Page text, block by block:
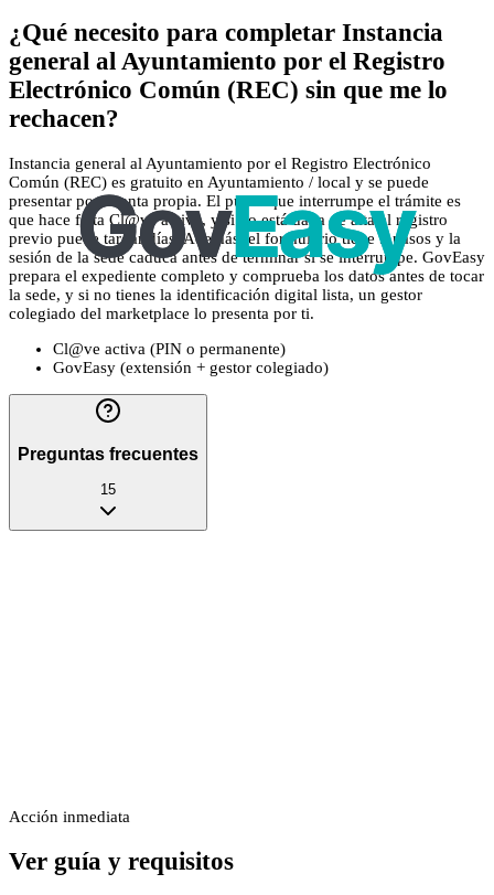
¿Qué necesito para completar Instancia
general al Ayuntamiento por el Registro
Electrónico Común (REC) sin que me lo
rechacen?
Instancia general al Ayuntamiento por el Registro Electrónico
Común (REC) es gratuito en Ayuntamiento / local y se puede
presentar por cuenta propia. El punto que interrumpe el trámite es
que hace falta Cl@ve activa, y si no está dada de alta el registro
previo puede tardar días. Además, el formulario tiene 5 pasos y la
sesión de la sede caduca antes de terminar si se interrumpe. GovEasy
prepara el expediente completo y comprueba los datos antes de tocar
la sede, y si no tienes la identificación digital lista, un gestor
colegiado del marketplace lo presenta por ti.
Cl@ve activa (PIN o permanente)
GovEasy (extensión + gestor colegiado)
Preguntas frecuentes
15
Acción inmediata
Ver guía y requisitos